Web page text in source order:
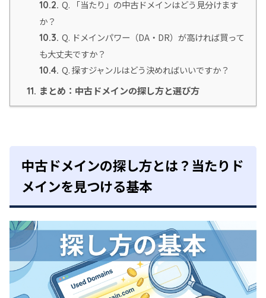
10.2. Q. 「当たり」の中古ドメインはどう見分けます
か？
10.3. Q. ドメインパワー（DA・DR）が高ければ買って
も大丈夫ですか？
10.4. Q. 探すジャンルはどう決めればいいですか？
11. まとめ：中古ドメインの探し方と選び方
中古ドメインの探し方とは？当たりド
メインを見つける基本